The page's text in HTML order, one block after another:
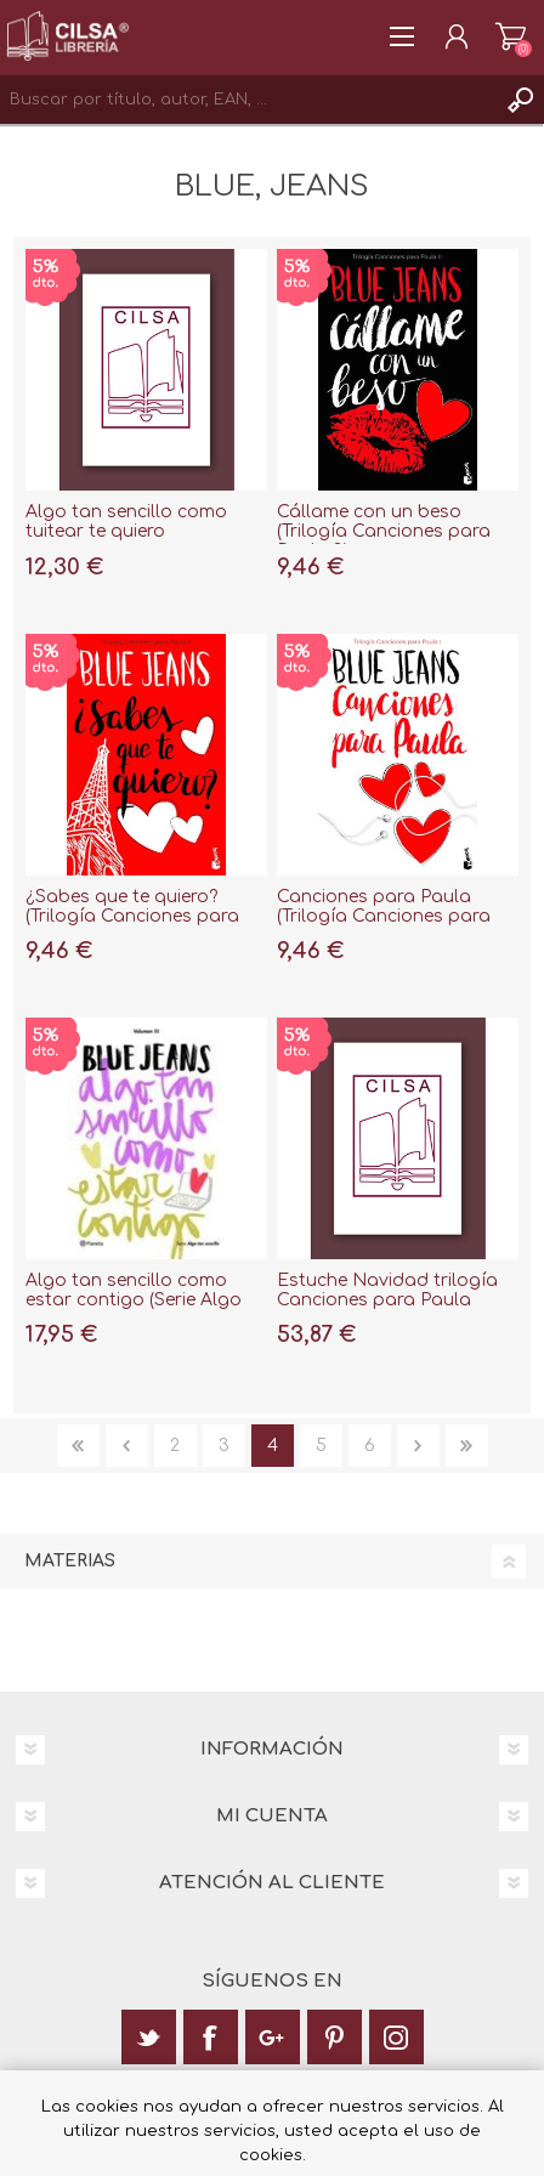
(0)
BLUE, JEANS
Algo tan sencillo como
tuitear te quiero
12,30 €
Cállame con un beso
(Trilogía Canciones para
9,46 €
¿Sabes que te quiero?
(Trilogía Canciones para
9,46 €
Canciones para Paula
(Trilogía Canciones para
9,46 €
Algo tan sencillo como
estar contigo (Serie Algo
17,95 €
Estuche Navidad trilogía
Canciones para Paula
53,87 €
2 3 4 5 6
MATERIAS
INFORMACIÓN
MI CUENTA
ATENCIÓN AL CLIENTE
SÍGUENOS EN
Calle Italia 6, 03003 Alicante
+34 965 12 23 55
Las cookies nos ayudan a ofrecer nuestros servicios. Al
utilizar nuestros servicios, usted acepta el uso de
cookies.